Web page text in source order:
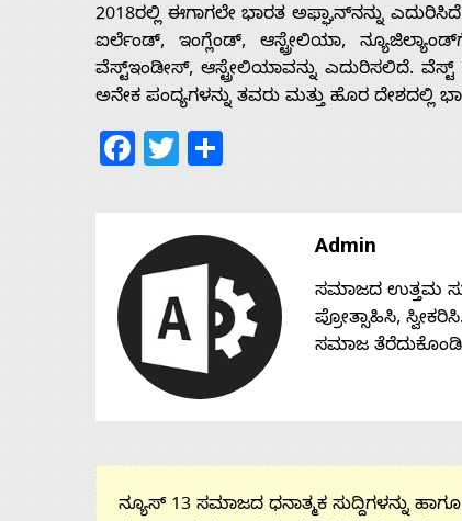
Contact
2018ರಲ್ಲಿ ಈಗಾಗಲೇ ಭಾರತ ಅಫ್ಘಾನ್‌ನನ್ನು
ಐರ್ಲೆಂಡ್, ಇಂಗ್ಲೆಂಡ್, ಆಸ್ಟ್ರೇಲಿಯಾ,
ವೆಸ್ಟ್‌ಇಂಡೀಸ್, ಆಸ್ಟ್ರೇಲಿಯಾವನ್ನು ಎದುರಿಸಲಿದೆ.
ಅನೇಕ ಪಂದ್ಯಗಳನ್ನು ತವರು ಮತ್ತು ಹೊರ ದೇಶದಲ್ಲಿ
Facebook
Twitter
Admin
ಸಮಾಜದ ಉತ್ತಮ
ಪ್ರೋತ್ಸಾಹಿಸಿ,
ಸಮಾಜ
ನ್ಯೂಸ್ 13 ಸಮಾಜದ ಧನಾತ್ಮಕ ಸುದ್ದಿಗಳನ್ನು